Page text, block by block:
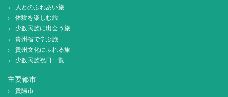
人とのふれあい旅
体験を楽しむ旅
少数民族に出会う旅
貴州省で学ぶ旅
貴州文化にふれる旅
少数民族祝日一覧
主要都市
貴陽市